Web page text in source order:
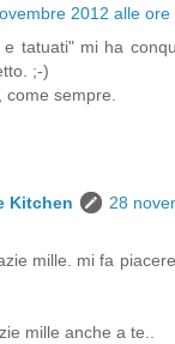
2012 alle ore
tatuati" mi ha
;-)
sempre.
Kitchen
28
mille. mi fa
mille anche a te..